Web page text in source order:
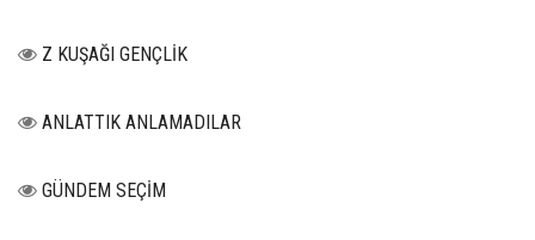
Z KUŞAĞI GENÇLİK
ANLATTIK ANLAMADILAR
GÜNDEM SEÇİM